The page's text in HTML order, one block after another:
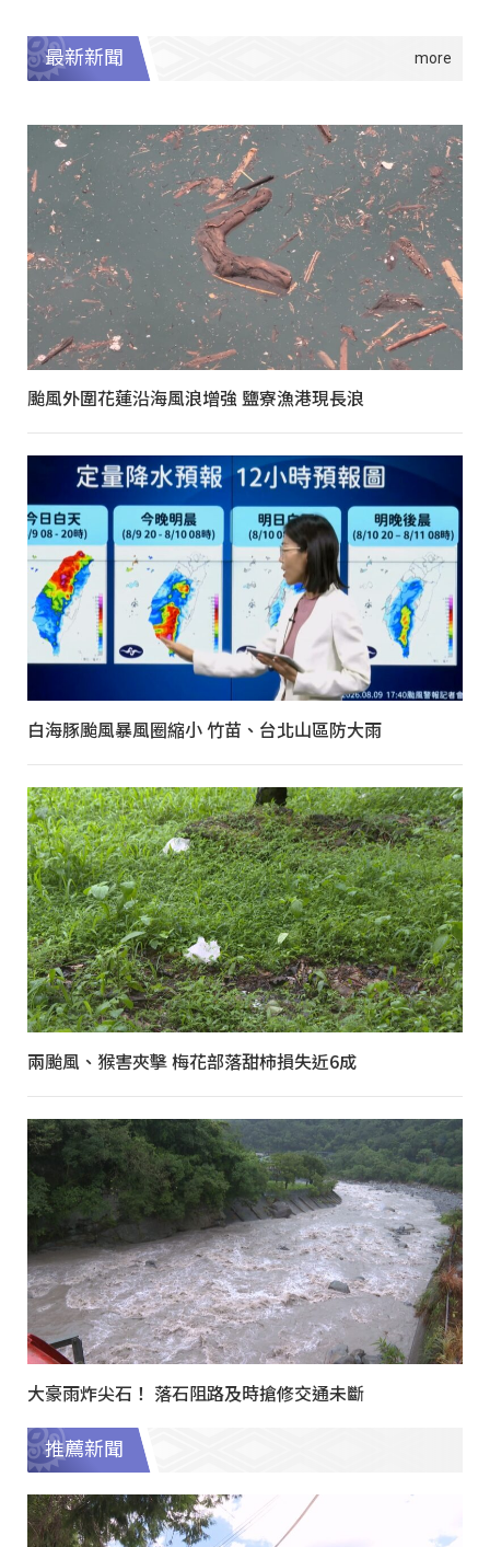
最新新聞
颱風外圍花蓮沿海風浪增強 鹽寮漁港現長浪
白海豚颱風暴風圈縮小 竹苗、台北山區防大雨
兩颱風、猴害夾擊 梅花部落甜柿損失近6成
大豪雨炸尖石！ 落石阻路及時搶修交通未斷
推薦新聞